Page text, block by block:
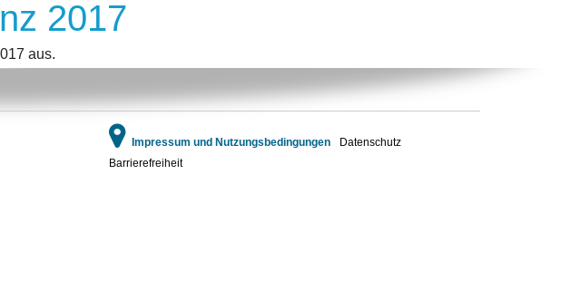
2017
aus.
Impressum und Nutzungsbedingungen
Datenschutz
Barrierefreiheit